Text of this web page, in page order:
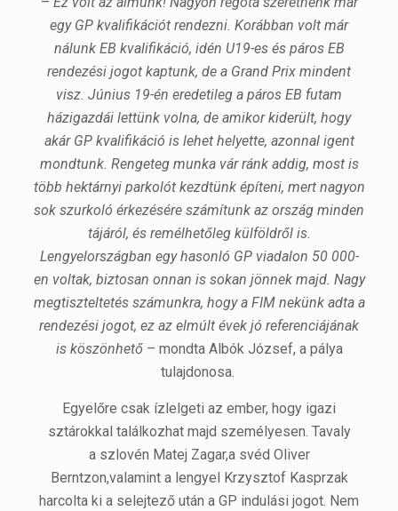
egy GP kvalifikációt rendezni. Korábban volt már
nálunk EB kvalifikáció, idén U19-es és páros EB
rendezési jogot kaptunk, de a Grand Prix mindent
visz. Június 19-én eredetileg a páros EB futam
házigazdái lettünk volna, de amikor kiderült, hogy
akár GP kvalifikáció is lehet helyette, azonnal igent
mondtunk. Rengeteg munka vár ránk addig, most is
több hektárnyi parkolót kezdtünk építeni, mert nagyon
sok szurkoló érkezésére számítunk az ország minden
tájáról, és remélhetőleg külföldről is.
Lengyelországban egy hasonló GP viadalon 50 000-
en voltak, biztosan onnan is sokan jönnek majd. Nagy
megtiszteltetés számunkra, hogy a FIM nekünk adta a
rendezési jogot, ez az elmúlt évek jó referenciájának
is köszönhető – mondta Albók József, a pálya
tulajdonosa.
Egyelőre csak ízlelgeti az ember, hogy igazi
sztárokkal találkozhat majd személyesen. Tavaly
a szlovén Matej Zagar,a svéd Oliver
Berntzon,valamint a lengyel Krzysztof Kasprzak
harcolta ki a selejtező után a GP indulási jogot. Nem